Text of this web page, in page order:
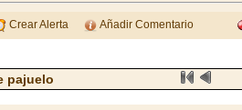
Crear Alerta Añadir Comentario
pajuelo